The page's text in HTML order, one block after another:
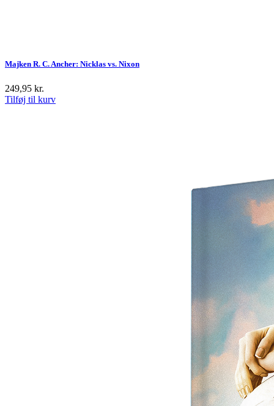
Majken R. C. Ancher: Nicklas vs. Nixon
249,95 kr.
Tilføj til kurv